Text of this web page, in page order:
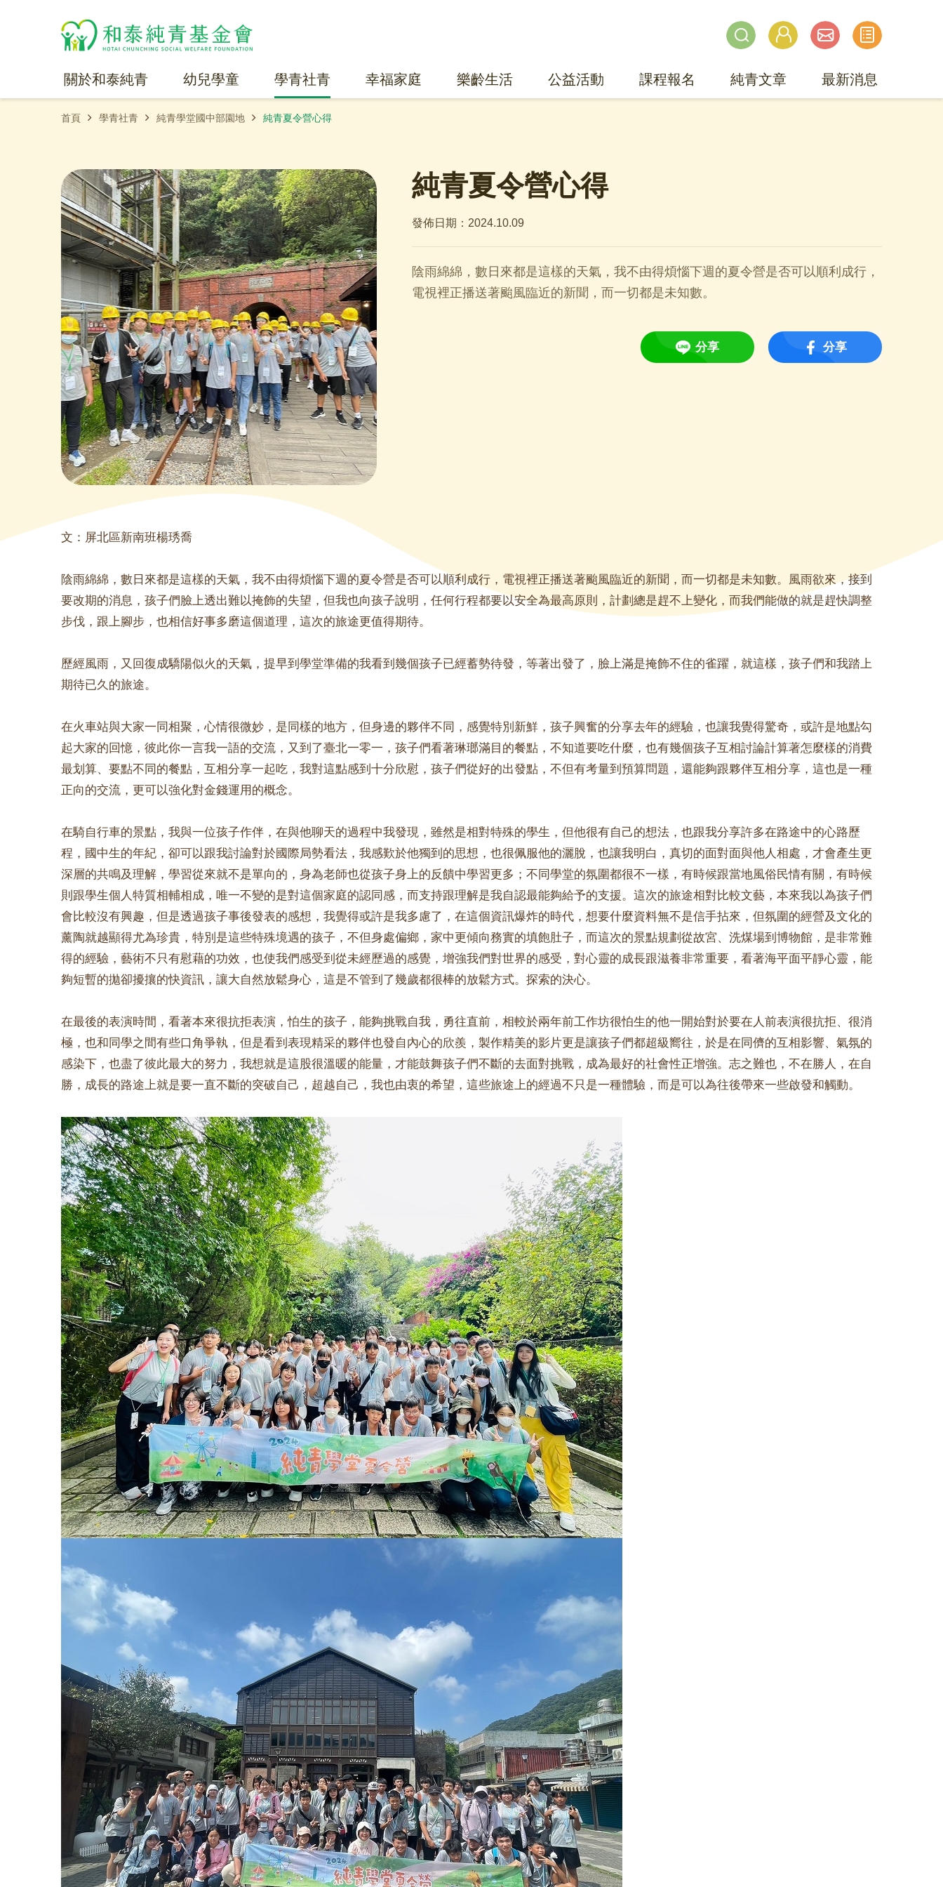
關於和泰純青 幼兒學童 學青社青 幸福家庭 樂齡生活 公益活動 課程報名 純青文章 最新消息
首頁 學青社青 純青學堂國中部園地 純青夏令營心得
純青夏令營心得
發佈日期：2024.10.09
陰雨綿綿，數日來都是這樣的天氣，我不由得煩惱下週的夏令營是否可以順利成行，
電視裡正播送著颱風臨近的新聞，而一切都是未知數。
分享 分享
文：屏北區新南班楊琇喬
陰雨綿綿，數日來都是這樣的天氣，我不由得煩惱下週的夏令營是否可以順利成行，電視裡正播送著颱風臨近的新聞，而一切都是未知數。風雨欲來，接到
要改期的消息，孩子們臉上透出難以掩飾的失望，但我也向孩子說明，任何行程都要以安全為最高原則，計劃總是趕不上變化，而我們能做的就是趕快調整
步伐，跟上腳步，也相信好事多磨這個道理，這次的旅途更值得期待。
歷經風雨，又回復成驕陽似火的天氣，提早到學堂準備的我看到幾個孩子已經蓄勢待發，等著出發了，臉上滿是掩飾不住的雀躍，就這樣，孩子們和我踏上
期待已久的旅途。
在火車站與大家一同相聚，心情很微妙，是同樣的地方，但身邊的夥伴不同，感覺特別新鮮，孩子興奮的分享去年的經驗，也讓我覺得驚奇，或許是地點勾
起大家的回憶，彼此你一言我一語的交流，又到了臺北一零一，孩子們看著琳瑯滿目的餐點，不知道要吃什麼，也有幾個孩子互相討論計算著怎麼樣的消費
最划算、要點不同的餐點，互相分享一起吃，我對這點感到十分欣慰，孩子們從好的出發點，不但有考量到預算問題，還能夠跟夥伴互相分享，這也是一種
正向的交流，更可以強化對金錢運用的概念。
在騎自行車的景點，我與一位孩子作伴，在與他聊天的過程中我發現，雖然是相對特殊的學生，但他很有自己的想法，也跟我分享許多在路途中的心路歷
程，國中生的年紀，卻可以跟我討論對於國際局勢看法，我感歎於他獨到的思想，也很佩服他的灑脫，也讓我明白，真切的面對面與他人相處，才會產生更
深層的共鳴及理解，學習從來就不是單向的，身為老師也從孩子身上的反饋中學習更多；不同學堂的氛圍都很不一樣，有時候跟當地風俗民情有關，有時候
則跟學生個人特質相輔相成，唯一不變的是對這個家庭的認同感，而支持跟理解是我自認最能夠給予的支援。這次的旅途相對比較文藝，本來我以為孩子們
會比較沒有興趣，但是透過孩子事後發表的感想，我覺得或許是我多慮了，在這個資訊爆炸的時代，想要什麼資料無不是信手拈來，但氛圍的經營及文化的
薰陶就越顯得尤為珍貴，特別是這些特殊境遇的孩子，不但身處偏鄉，家中更傾向務實的填飽肚子，而這次的景點規劃從故宮、洗煤場到博物館，是非常難
得的經驗，藝術不只有慰藉的功效，也使我們感受到從未經歷過的感覺，增強我們對世界的感受，對心靈的成長跟滋養非常重要，看著海平面平靜心靈，能
夠短暫的拋卻擾攘的快資訊，讓大自然放鬆身心，這是不管到了幾歲都很棒的放鬆方式。探索的決心。
在最後的表演時間，看著本來很抗拒表演，怕生的孩子，能夠挑戰自我，勇往直前，相較於兩年前工作坊很怕生的他一開始對於要在人前表演很抗拒、很消
極，也和同學之間有些口角爭執，但是看到表現精采的夥伴也發自內心的欣羨，製作精美的影片更是讓孩子們都超級嚮往，於是在同儕的互相影響、氣氛的
感染下，也盡了彼此最大的努力，我想就是這股很溫暖的能量，才能鼓舞孩子們不斷的去面對挑戰，成為最好的社會性正增強。志之難也，不在勝人，在自
勝，成長的路途上就是要一直不斷的突破自己，超越自己，我也由衷的希望，這些旅途上的經過不只是一種體驗，而是可以為往後帶來一些啟發和觸動。